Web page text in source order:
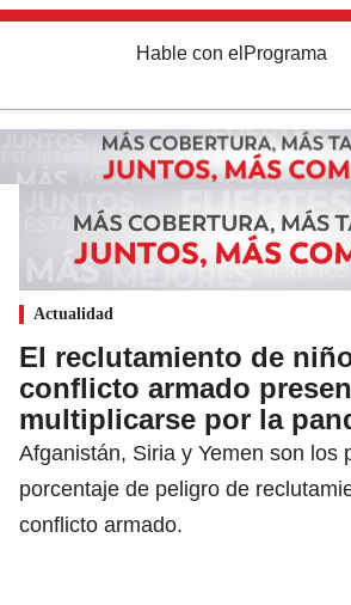
Hable con el Programa
Actualidad
El reclutamiento de
conflicto armado
multiplicarse por la
Afganistán, Siria y Yemen son los
porcentaje de peligro de
conflicto armado.